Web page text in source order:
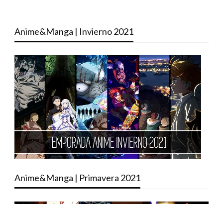
Anime&Manga | Invierno 2021
Anime&Manga | Primavera 2021